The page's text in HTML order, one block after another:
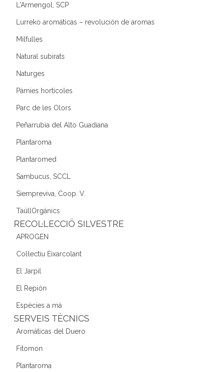
L'Armengol, SCP
Lurreko aromáticas – revolución de aromas
Milfulles
Natural subirats
Naturges
Pàmies hortícoles
Parc de les Olors
Peñarrubia del Alto Guadiana
Plantaroma
Plantaromed
Sambucus, SCCL
Siempreviva, Coop. V.
TaüllOrgànics
RECOL·LECCIÓ SILVESTRE
APROGEN
Col·lectiu Eixarcolant
El Jarpil
El Repión
Espècies a mà
SERVEIS TÈCNICS
Aromáticas del Duero
Fitomon
Plantaroma